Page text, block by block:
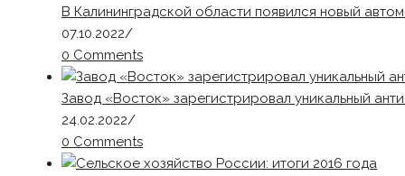
В Калининградской области появился новый
07.10.2022/
0 Comments
Завод «Восток» зарегистрировал уникальный
24.02.2022/
0 Comments